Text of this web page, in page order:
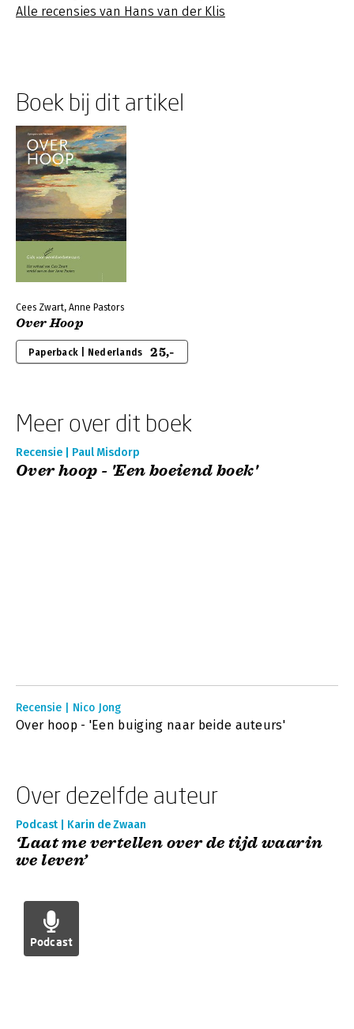
Alle recensies van Hans van der Klis
Boek bij dit artikel
Cees Zwart, Anne Pastors
Over Hoop
Paperback | Nederlands 25,-
Meer over dit boek
Recensie | Paul Misdorp
Over hoop - 'Een boeiend boek'
Recensie | Nico Jong
Over hoop - 'Een buiging naar beide auteurs'
Over dezelfde auteur
Podcast | Karin de Zwaan
‘Laat me vertellen over de tijd waarin
we leven’
Podcast